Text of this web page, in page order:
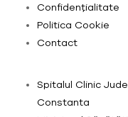
Confidențialitate
Politica Cookie
Contact
Spitalul Clinic
Constanta